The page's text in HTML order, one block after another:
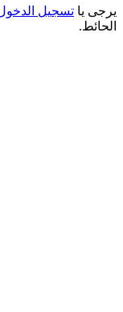
يا تسجيل الدخولأو